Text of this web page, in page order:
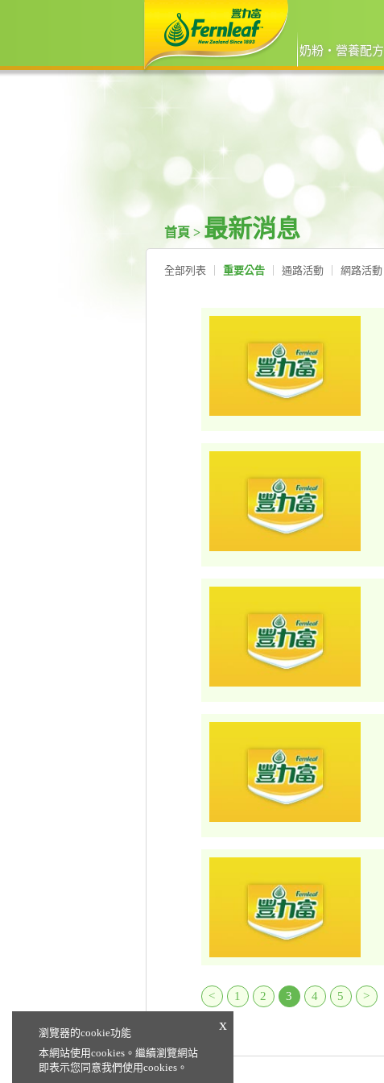
奶粉‧營養配方
首頁 > 最新消息
全部列表 重要公告 通路活動 網路活動
< 1 2 3 4 5 >
x
瀏覽器的cookie功能
本網站使用cookies。繼續瀏覽網站
即表示您同意我們使用cookies。